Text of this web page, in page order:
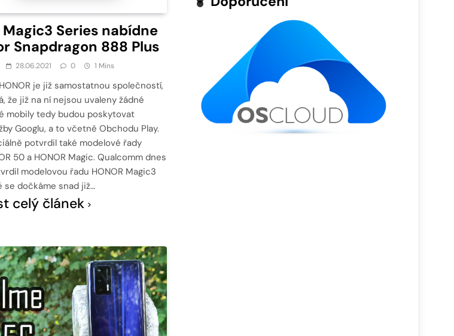
Magic3 Series nabídne
Snapdragon 888 Plus
28.06.2021 0 1 Mins
je již samostatnou společností,
že již na ní nejsou uvaleny žádné
mobily tedy budou poskytovat
Googlu, a to včetně Obchodu Play.
potvrdil také modelové řady
50 a HONOR Magic. Qualcomm dnes
modelovou řadu HONOR Magic3
se dočkáme snad již…
celý článek